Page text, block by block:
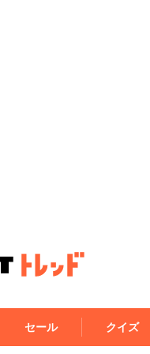
セール クイズ